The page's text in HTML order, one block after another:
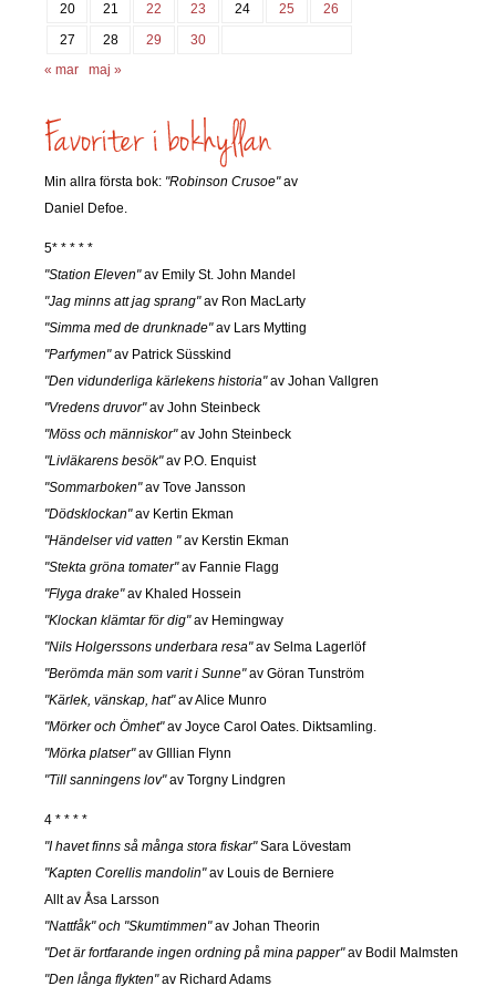
20
21 22 23 24 25
26
27
28 29
30
« mar
maj »
Min allra första bok: "Robinson Crusoe"av
Daniel Defoe.
5* * * * *
"Station Eleven"av Emily St. John Mandel
"Jag minns att jag sprang"av Ron MacLarty
"Simma med de drunknade"av Lars Mytting
"Parfymen"av Patrick Süsskind
"Den vidunderliga kärlekens historia"av Johan Vallgren
"Vredens druvor"av John Steinbeck
"Möss och människor"av John Steinbeck
"Livläkarens besök"av P.O. Enquist
"Sommarboken"av Tove Jansson
"Dödsklockan"av Kertin Ekman
"Händelser vid vatten "av Kerstin Ekman
"Stekta gröna tomater"av Fannie Flagg
"Flyga drake"av Khaled Hossein
"Klockan klämtar för dig"av Hemingway
"Nils Holgerssons underbara resa"av Selma Lagerlöf
"Berömda män som varit i Sunne"av Göran Tunström
"Kärlek, vänskap, hat"av Alice Munro
"Mörker och Ömhet"av Joyce Carol Oates. Diktsamling.
"Mörka platser"av GIllian Flynn
"Till sanningens lov"av Torgny Lindgren
4 * * * *
"I havet finns så många stora fiskar"Sara Lövestam
"Kapten Corellis mandolin"av Louis de Berniere
Allt av Åsa Larsson
"Nattfåk" och "Skumtimmen"av Johan Theorin
"Det är fortfarande ingen ordning på mina papper"av Bodil Malmsten
"Den långa flykten"av Richard Adams